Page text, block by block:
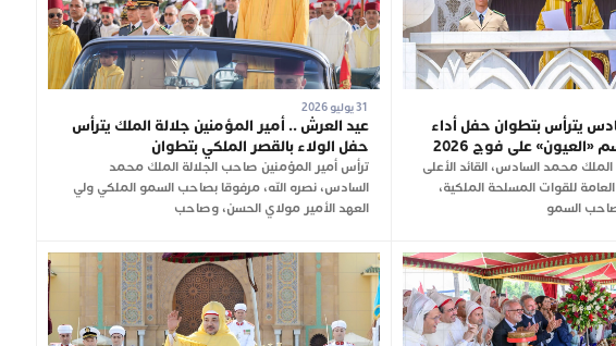
يترأس بتطوان حفل أداء
على فوج 2026
محمد السادس، القائد الأعلى
للقوات المسلحة الملكية،
السمو
31 يوليو 2026
عيد العرش .. أمير المؤمنين جلالة الملك يترأس
حفل الولاء بالقصر الملكي بتطوان
ترأس أمير المؤمنين صاحب الجلالة الملك محمد
السادس، نصره الله، مرفوقا بصاحب السمو الملكي ولي
العهد الأمير مولاي الحسن، وصاحب